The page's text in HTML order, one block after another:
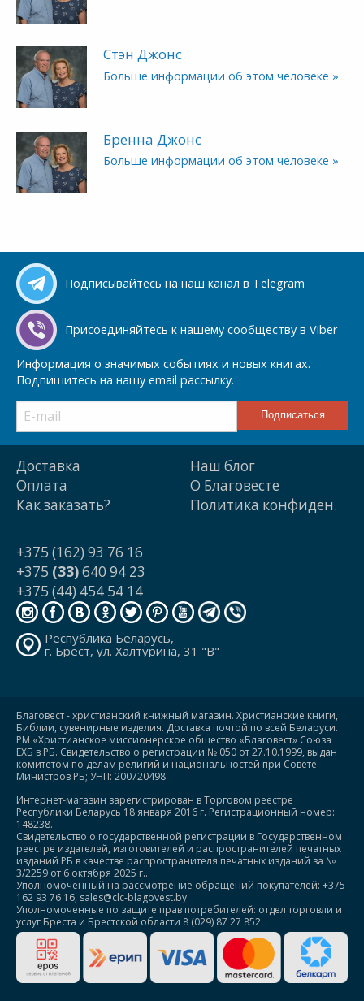
Стэн Джонс
Больше информации об этом человеке »
Бренна Джонс
Больше информации об этом человеке »
Подписывайтесь на наш канал в Telegram
Присоединяйтесь к нашему сообществу в Viber
Информация о значимых событиях и новых книгах.
Подпишитесь на нашу email рассылку.
Доставка
Оплата
Как заказать?
Наш блог
О Благовесте
Политика конфиден.
+375 (162) 93 76 16
+375 (33)640 94 23
+375 (44) 454 54 14
Республика Беларусь,
г. Брест, ул. Халтурина, 31 "В"
Благовест - христианский книжный магазин. Христианские книги,
Библии, сувенирные изделия. Доставка почтой по всей Беларуси.
РМ «Христианское миссионерское общество «Благовест» Союза
ЕХБ в РБ. Свидетельство о регистрации № 050 от 27.10.1999, выдан
комитетом по делам религий и национальностей при Совете
Министров РБ; УНП: 200720498
Интернет-магазин зарегистрирован в Торговом реестре
Республики Беларусь 18 января 2016 г. Регистрационный номер:
148238.
Свидетельство о государственной регистрации в Государственном
реестре издателей, изготовителей и распространителей печатных
изданий РБ в качестве распространителя печатных изданий за №
3/2259 от 6 октября 2025 г..
Уполномоченный на рассмотрение обращений покупателей: +375
162 93 76 16, sales@clc-blagovest.by
Уполномоченные по защите прав потребителей: отдел торговли и
услуг Бреста и Брестской области 8 (029) 87 27 852